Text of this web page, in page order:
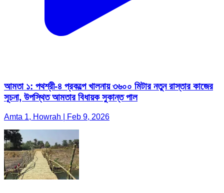
আমতা ১: পথশ্রী-৪ প্রকল্পে খালনায় ৩৬০০ মিটার নতুন রাস্তার কাজের
সূচনা, উপস্থিত আমতার বিধায়ক সুকান্ত পাল
Amta 1, Howrah | Feb 9, 2026